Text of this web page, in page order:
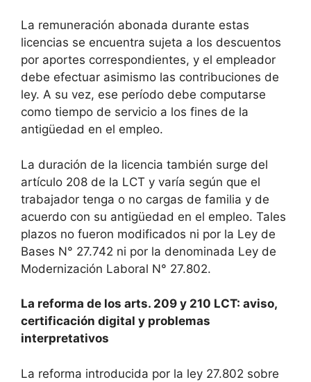
La remuneración abonada durante estas
licencias se encuentra sujeta a los descuentos
por aportes correspondientes, y el empleador
debe efectuar asimismo las contribuciones de
ley. A su vez, ese período debe computarse
como tiempo de servicio a los fines de la
antigüedad en el empleo.
La duración de la licencia también surge del
artículo 208 de la LCT y varía según que el
trabajador tenga o no cargas de familia y de
acuerdo con su antigüedad en el empleo. Tales
plazos no fueron modificados ni por la Ley de
Bases N° 27.742 ni por la denominada Ley de
Modernización Laboral N° 27.802.
La reforma de los arts. 209 y 210 LCT: aviso,
certificación digital y problemas
interpretativos
La reforma introducida por la ley 27.802 sobre